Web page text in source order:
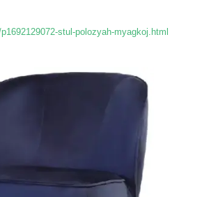
stul-polozyah-myagkoj.html